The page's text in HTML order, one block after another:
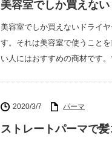
美容室でしか買えな
美容室でしか買えないドライ
す。それは美容室で使うこと
い人にはおすすめの商材です
2020/3/7 パーマ
ストレートパーマで